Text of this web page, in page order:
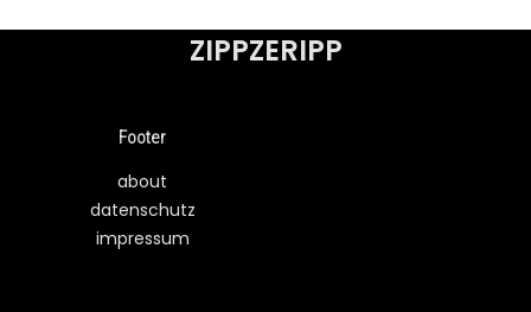
ZIPPZERIPP
Footer
about
datenschutz
impressum